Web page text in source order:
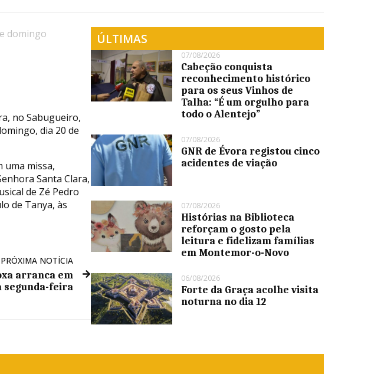
domingo
no Sabugueiro,
dia 20 de
uma missa,
Santa Clara,
de Zé Pedro
de Tanya, às
PRÓXIMA NOTÍCIA
arranca em
segunda-feira
ÚLTIMAS
07/08/2026
Cabeção conquista
reconhecimento histórico
para os seus Vinhos de
Talha: “É um orgulho para
todo o Alentejo”
07/08/2026
GNR de Évora registou cinco
acidentes de viação
07/08/2026
Histórias na Biblioteca
reforçam o gosto pela
leitura e fidelizam famílias
em Montemor-o-Novo
06/08/2026
Forte da Graça acolhe visita
noturna no dia 12